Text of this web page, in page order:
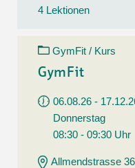
4 Lektionen
GymFit / Kurs
GymFit
06.08.26 -
Donnerstag
08:30 - 09:30 Uhr
Allmendstrasse